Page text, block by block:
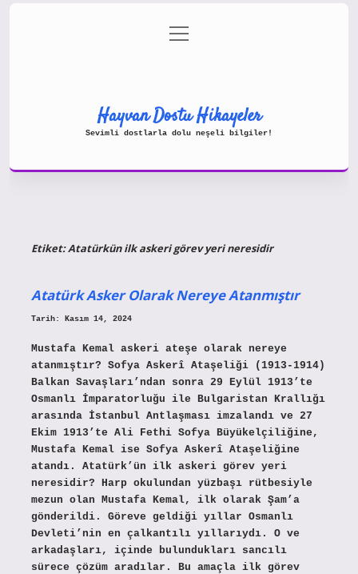
Gizlilik Politikası
menüyü
aç
Hayvan Dostu Hikayeler
Sevimli dostlarla dolu neşeli bilgiler!
Etiket:Atatürkün ilk askeri görev yeri neresidir
Atatürk Asker Olarak Nereye Atanmıştır
Tarih: Kasım 14, 2024
Mustafa Kemal askeri ateşe olarak nereye
atanmıştır? Sofya Askerî Ataşeliği (1913-1914)
Balkan Savaşları’ndan sonra 29 Eylül 1913’te
Osmanlı İmparatorluğu ile Bulgaristan Krallığı
arasında İstanbul Antlaşması imzalandı ve 27
Ekim 1913’te Ali Fethi Sofya Büyükelçiliğine,
Mustafa Kemal ise Sofya Askerî Ataşeliğine
atandı. Atatürk’ün ilk askeri görev yeri
neresidir? Harp okulundan yüzbaşı rütbesiyle
mezun olan Mustafa Kemal, ilk olarak Şam’a
gönderildi. Göreve geldiği yıllar Osmanlı
Devleti’nin en çalkantılı yıllarıydı. O ve
arkadaşları, içinde bulundukları sancılı
sürece çözüm aradılar. Bu amaçla ilk görev